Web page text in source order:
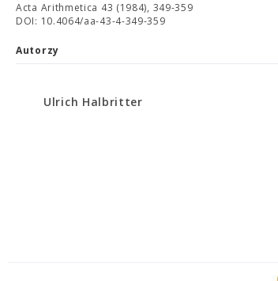
Acta Arithmetica 43 (1984), 349-359
DOI: 10.4064/aa-43-4-349-359
Autorzy
Ulrich Halbritter